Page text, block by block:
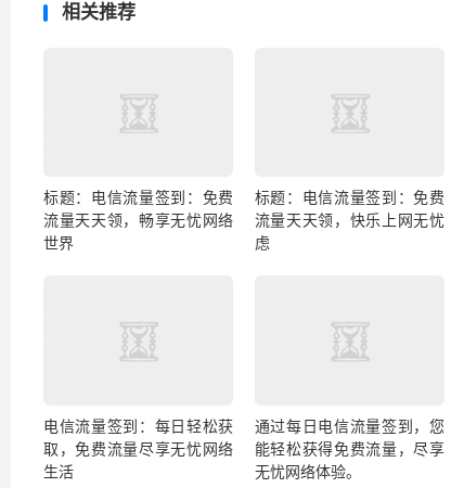
相关推荐
标题：电信流量签到：免费
流量天天领，畅享无忧网络
世界
标题：电信流量签到：免费
流量天天领，快乐上网无忧
虑
电信流量签到：每日轻松获
取，免费流量尽享无忧网络
生活
通过每日电信流量签到，您
能轻松获得免费流量，尽享
无忧网络体验。